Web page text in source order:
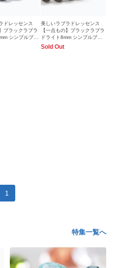
ドレッセンス
ブラックラブラ
シンプルブレ
美しいラブラドレッセンス
【一点もの】ブラックラブラ
ドライト8mm シンプルブレ
スレット
Sold Out
1
特集一覧へ